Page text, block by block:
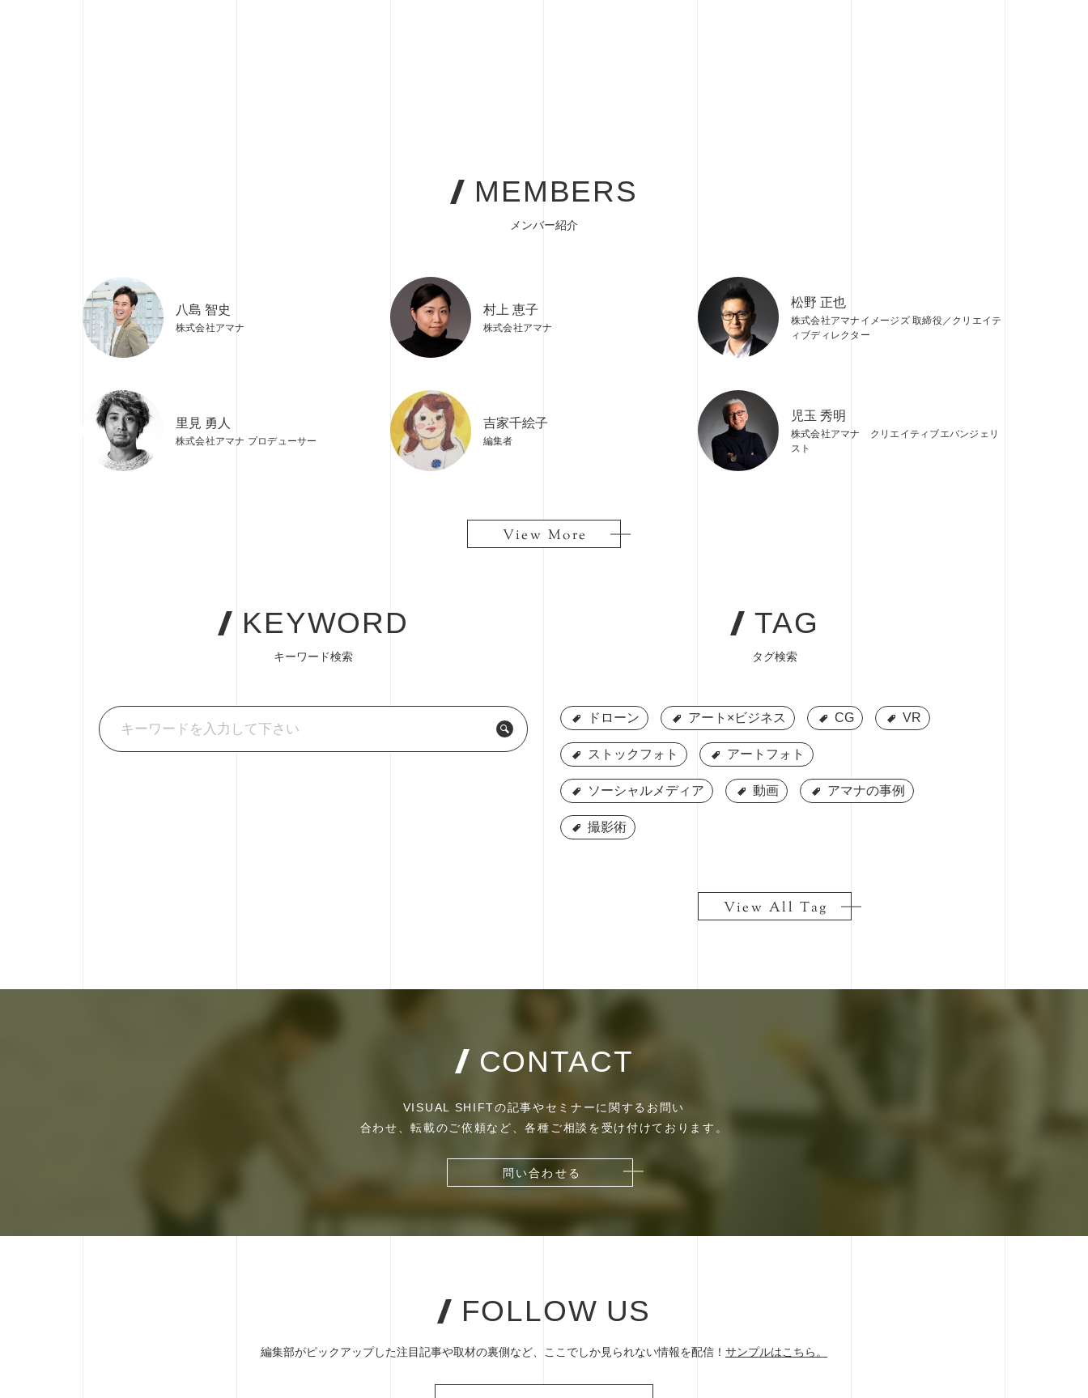
MEMBERS
メンバー紹介
八島 智史
株式会社アマナ
村上 恵子
株式会社アマナ
松野 正也
株式会社アマナイメージズ 取締役／クリエイテ
ィブディレクター
里見 勇人
株式会社アマナ プロデューサー
吉家千絵子
編集者
児玉 秀明
株式会社アマナ クリエイティブエバンジェリ
スト
View More
View More
KEYWORD
キーワード検索
TAG
タグ検索
ドローン
ドローン アート×ビジネス
アート×ビジネス CG
CG VR
VR
ストックフォト
ストックフォト アートフォト
アートフォト
ソーシャルメディア
ソーシャルメディア 動画
動画 アマナの事例
アマナの事例
撮影術
撮影術
View All Tag
View All Tag
CONTACT
VISUAL SHIFTの記事やセミナーに関するお問い
合わせ、転載のご依頼など、各種ご相談を受け付けております。
問い合わせる
問い合わせる
FOLLOW US
編集部がピックアップした注目記事や取材の裏側など、ここでしか見られない情報を配信！ サンプルはこちら。